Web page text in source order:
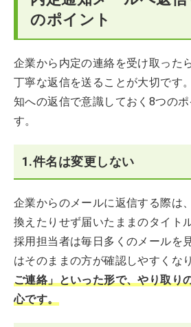
のポイント
企業から内定の連絡を受け取った
丁寧な返信を送ることが大切です
知への返信で意識しておく8つの
す。
1.件名は変更しない
企業からのメールに返信する際は
換えたりせず届いたままのタイト
採用担当者は毎日多くのメールを
はそのままの方が確認しやすくな
ご連絡」といった形で、やり取り
心です。